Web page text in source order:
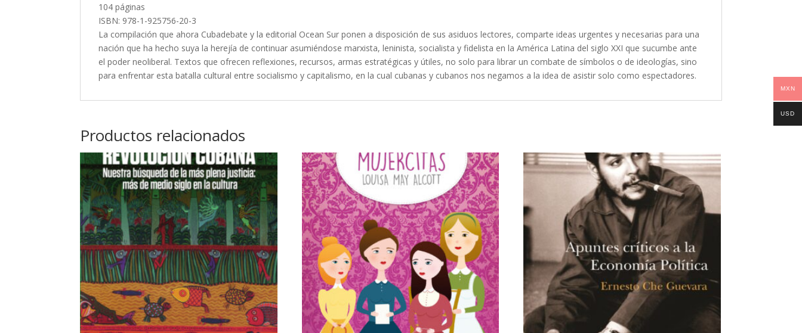
104 páginas
ISBN: 978-1-925756-20-3
La compilación que ahora Cubadebate y la editorial Ocean Sur ponen a disposición de sus asiduos lectores, comparte ideas urgentes y necesarias para una
nación que ha hecho suya la herejía de continuar asumiéndose marxista, leninista, socialista y fidelista en la América Latina del siglo XXI que sucumbe ante
el poder neoliberal. Textos que ofrecen reflexiones, recursos, armas estratégicas y útiles, no solo para librar un combate de símbolos o de ideologías, sino
para enfrentar esta batalla cultural entre socialismo y capitalismo, en la cual cubanas y cubanos nos negamos a la idea de asistir solo como espectadores.
Productos relacionados
MXN
USD